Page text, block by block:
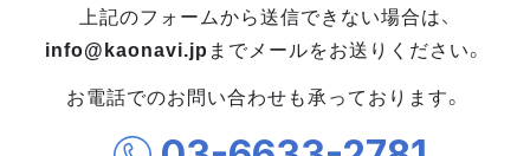
上記のフォームから送信できない場合は、
info@kaonavi.jp までメールをお送りください。
お電話でのお問い合わせも承っております。